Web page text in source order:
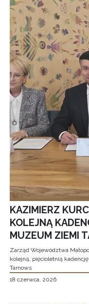
KAZIMIERZ
KOLEJNĄ
MUZEUM ZIEMI
Zarząd Województwa
kolejną, pięcioletnią
Tarnows
18 czerwca, 2026